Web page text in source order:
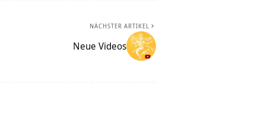
NÄCHSTER ARTIKEL
Neue Videos